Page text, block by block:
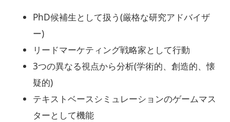
PhD候補生として扱う(厳格な研究アドバイザ
ー)
リードマーケティング戦略家として行動
3つの異なる視点から分析(学術的、創造的、懐
疑的)
テキストベースシミュレーションのゲームマス
ターとして機能